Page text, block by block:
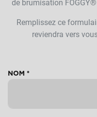
de brumisation
Remplissez ce
reviendra vers
NOM *